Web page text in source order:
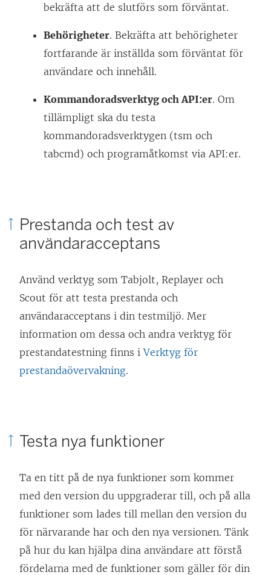
bekräfta att de slutförs som förväntat.
Behörigheter. Bekräfta att behörigheter
fortfarande är inställda som förväntat för
användare och innehåll.
Kommandoradsverktyg och API:er. Om
tillämpligt ska du testa
kommandoradsverktygen (tsm och
tabcmd) och programåtkomst via API:er.
Prestanda och test av
användaracceptans
Använd verktyg som Tabjolt, Replayer och
Scout för att testa prestanda och
användaracceptans i din testmiljö. Mer
information om dessa och andra verktyg för
prestandatestning finns iVerktyg för
prestandaövervakning.
Testa nya funktioner
Ta en titt på de nya funktioner som kommer
med den version du uppgraderar till, och på alla
funktioner som lades till mellan den version du
för närvarande har och den nya versionen. Tänk
på hur du kan hjälpa dina användare att förstå
fördelarna med de funktioner som gäller för din